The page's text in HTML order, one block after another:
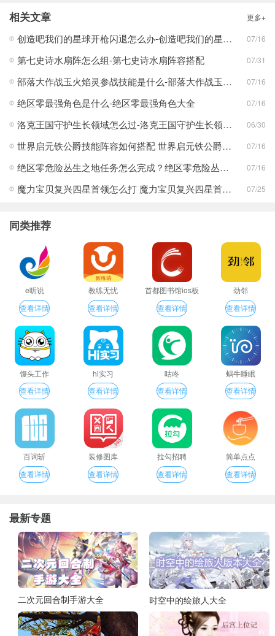
相关文章 更多+
创造吧我们的星球开枪闪退怎么办-创造吧我们的星球开枪闪退合集 07/16
第七史诗水扇阵怎么组-第七史诗水扇阵容搭配 07/31
部落大作战玉火焰灵参战技能是什么-部落大作战玉火焰灵参战技能合集 07/16
绝区零最强角色是什么-绝区零最强角色大全 07/16
洛克王国守护生长领域怎么过-洛克王国守护生长领域通关攻略 06/30
世界启元铁公爵技能阵容如何搭配 世界启元铁公爵技能阵容搭配合集 07/16
绝区零危险丛生之地任务怎么完成？绝区零危险丛生之地任务完成攻略 07/16
魔力宝贝复兴四星首领怎么打 魔力宝贝复兴四星首领打法合集 07/25
同类推荐
e听说
查看详情
教练无忧
查看详情
首都图书馆ios板
查看详情
劲邻
查看详情
馒头工作
查看详情
hi实习
查看详情
咕咚
查看详情
蜗牛睡眠
查看详情
百词斩
查看详情
装修图库
查看详情
拉勾招聘
查看详情
简单点点
查看详情
最新专题
二次元回合制手游大全 时空中的绘旅人大全